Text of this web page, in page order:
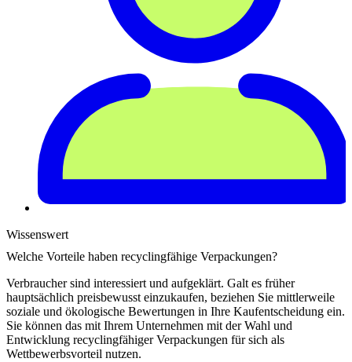
Wissenswert
Welche Vorteile haben re­cyc­ling­fä­hi­ge Ver­pa­ckung­en?
Verbraucher sind interessiert und aufgeklärt. Galt es früher
hauptsächlich preisbewusst einzukaufen, beziehen Sie mittlerweile
soziale und ökologische Bewertungen in Ihre Kaufentscheidung ein.
Sie können das mit Ihrem Unternehmen mit der Wahl und
Entwicklung recyclingfähiger Verpackungen für sich als
Wettbewerbsvorteil nutzen.